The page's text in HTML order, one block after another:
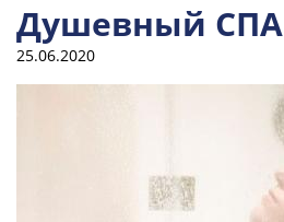
Душевный СПА
25.06.2020